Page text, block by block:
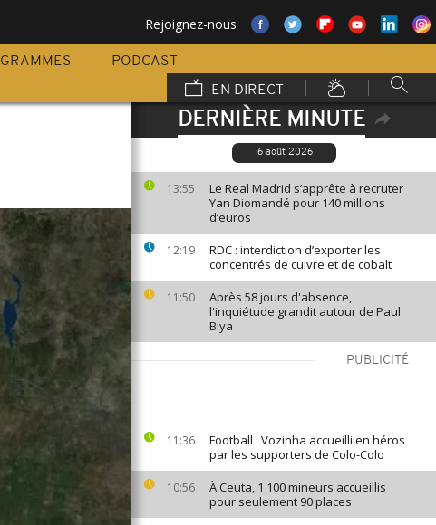
Rejoignez-nous
PODCAST
EN DIRECT
DERNIÈRE MINUTE
6 août 2026
13:55
Le Real Madrid s’apprête à recruter
Yan Diomandé pour 140 millions
d’euros
12:19
RDC : interdiction d’exporter les
concentrés de cuivre et de cobalt
11:50
Après 58 jours d'absence,
l'inquiétude grandit autour de Paul
Biya
PUBLICITÉ
11:36
Football : Vozinha accueilli en héros
par les supporters de Colo-Colo
10:56
À Ceuta, 1 100 mineurs accueillis
pour seulement 90 places